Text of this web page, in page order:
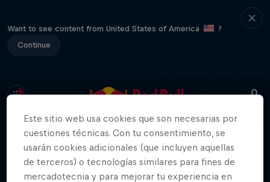
Want to see content from United States of America
?
Continue
404
Vaya. Lo sentimos. ¿Dónde está la
página?
Este sitio web usa cookies que son necesarias por
cuestiones técnicas. Con tu consentimiento, se
usarán cookies adicionales (que incluyen aquellas
de terceros) o tecnologías similares para fines de
mercadotecnia y para mejorar tu experiencia en